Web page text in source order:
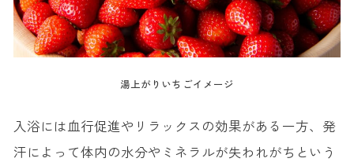
湯上がりいちごイメージ
入浴には血行促進やリラックスの効果がある一方、発
汗によって体内の水分やミネラルが失われがちという